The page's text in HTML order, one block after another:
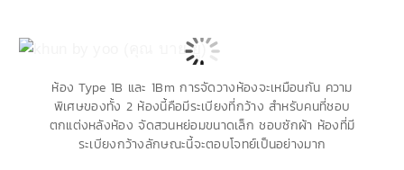
ห้อง Type 1B และ 1Bmการจัดวางห้องจะเหมือนกัน ความ
พิเศษของทั้ง 2 ห้องนี้คือมีระเบียงที่กว้าง สำหรับคนที่ชอบ
ตกแต่งหลังห้อง จัดสวนหย่อมขนาดเล็ก ชอบซักผ้า ห้องที่มี
ระเบียงกว้างลักษณะนี้จะตอบโจทย์เป็นอย่างมาก